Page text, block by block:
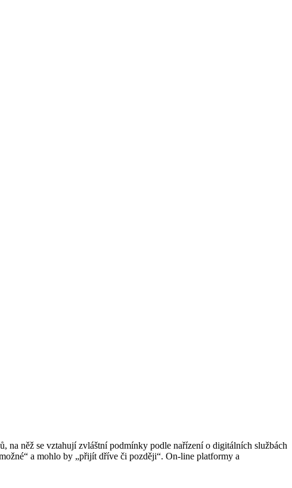
na něž se vztahují zvláštní podmínky podle nařízení o digitálních službách
a mohlo by „přijít dříve či později“. On-line platformy a